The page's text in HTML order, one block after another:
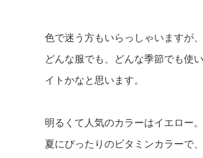
色で迷う方もいらっしゃいますが、
どんな服でも、どんな季節でも使
イトかなと思います。
明るくて人気のカラーはイエロー。
夏にぴったりのビタミンカラーで